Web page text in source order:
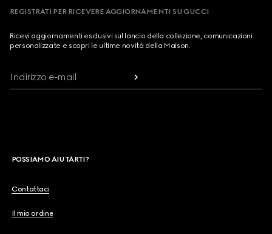
REGISTRATI PER RICEVERE AGGIORNAMENTI SU GUCCI
Ricevi aggiornamenti esclusivi sul lancio della collezione, comunicazioni
personalizzate e scopri le ultime novità della Maison.
Indirizzo e-mail
POSSIAMO AIUTARTI?
Contattaci
Il mio ordine